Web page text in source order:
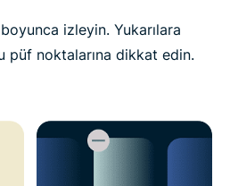
boyunca izleyin. Yukarılara
püf noktalarına dikkat edin.